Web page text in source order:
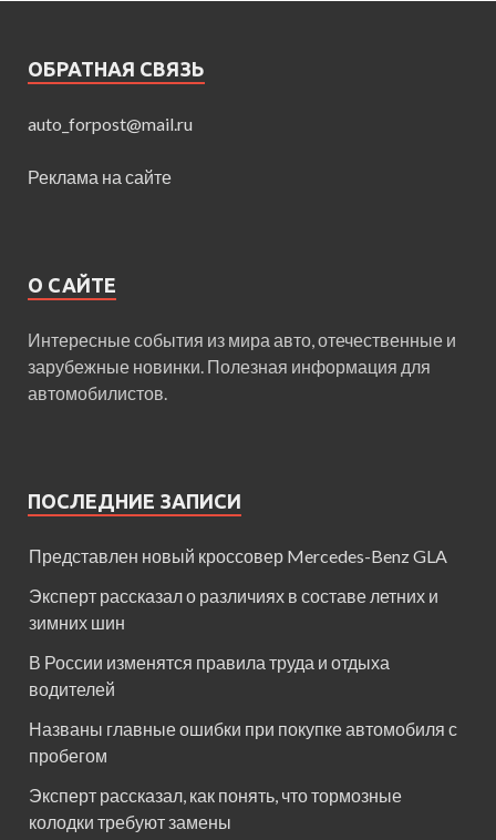
ОБРАТНАЯ СВЯЗЬ
auto_forpost@mail.ru
Реклама на сайте
О САЙТЕ
Интересные события из мира авто, отечественные и
зарубежные новинки. Полезная информация для
автомобилистов.
ПОСЛЕДНИЕ ЗАПИСИ
Представлен новый кроссовер Mercedes-Benz GLA
Эксперт рассказал о различиях в составе летних и
зимних шин
В России изменятся правила труда и отдыха
водителей
Названы главные ошибки при покупке автомобиля с
пробегом
Эксперт рассказал, как понять, что тормозные
колодки требуют замены